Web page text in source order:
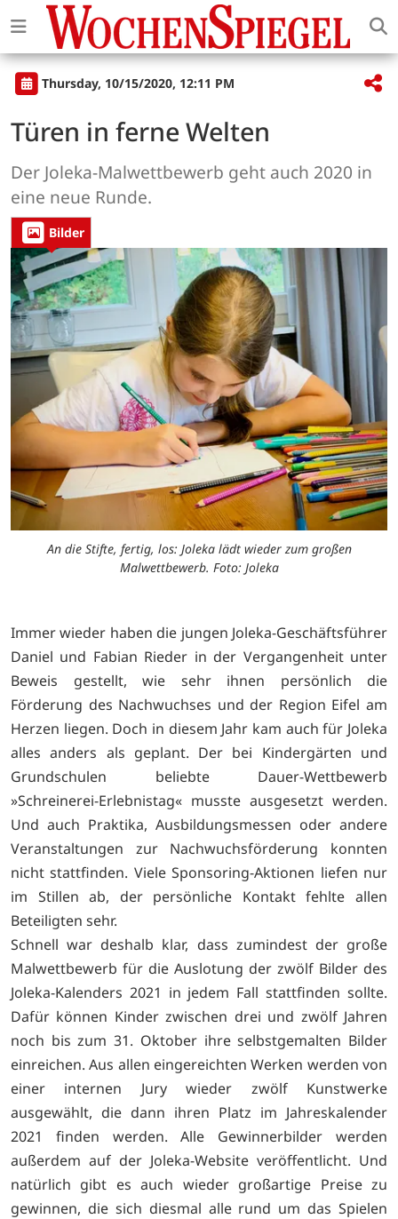
Thursday, 10/15/2020, 12:11 PM
Türen in ferne Welten
Der Joleka-Malwettbewerb geht auch 2020 in
eine neue Runde.
Bilder
An die Stifte, fertig, los: Joleka lädt wieder zum großen
Malwettbewerb. Foto: Joleka
Immer wieder haben die jungen Joleka-Geschäftsführer
Daniel und Fabian Rieder in der Vergangenheit unter
Beweis gestellt, wie sehr ihnen persönlich die
Förderung des Nachwuchses und der Region Eifel am
Herzen liegen. Doch in diesem Jahr kam auch für Joleka
alles anders als geplant. Der bei Kindergärten und
Grundschulen beliebte Dauer-Wettbewerb
»Schreinerei-Erlebnistag« musste ausgesetzt werden.
Und auch Praktika, Ausbildungsmessen oder andere
Veranstaltungen zur Nachwuchsförderung konnten
nicht stattfinden. Viele Sponsoring-Aktionen liefen nur
im Stillen ab, der persönliche Kontakt fehlte allen
Beteiligten sehr.
Schnell war deshalb klar, dass zumindest der große
Malwettbewerb für die Auslotung der zwölf Bilder des
Joleka-Kalenders 2021 in jedem Fall stattfinden sollte.
Dafür können Kinder zwischen drei und zwölf Jahren
noch bis zum 31. Oktober ihre selbstgemalten Bilder
einreichen. Aus allen eingereichten Werken werden von
einer internen Jury wieder zwölf Kunstwerke
ausgewählt, die dann ihren Platz im Jahreskalender
2021 finden werden. Alle Gewinnerbilder werden
außerdem auf der Joleka-Website veröffentlicht. Und
natürlich gibt es auch wieder großartige Preise zu
gewinnen, die sich diesmal alle rund um das Spielen